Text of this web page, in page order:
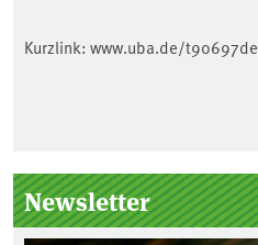
Kurzlink: www.uba.de/t90697de
Seitenleiste
Newsletter